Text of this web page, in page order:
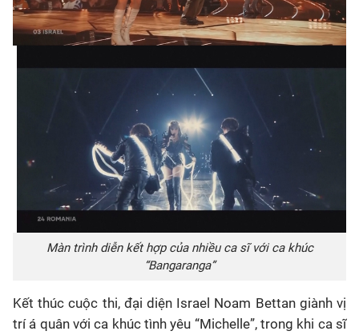
Màn trình diễn kết hợp của nhiều ca sĩ với ca khúc
“Bangaranga”
Kết thúc cuộc thi, đại diện Israel Noam Bettan giành vị
trí á quân với ca khúc tình yêu “Michelle”, trong khi ca sĩ